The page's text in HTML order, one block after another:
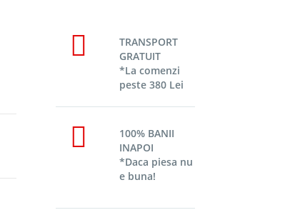
TRANSPORT
GRATUIT
*La comenzi
peste 380 Lei
100% BANII
INAPOI
*Daca piesa nu
e buna!